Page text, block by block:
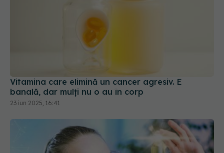
Vitamina care elimină un cancer agresiv. E
banală, dar mulți nu o au în corp